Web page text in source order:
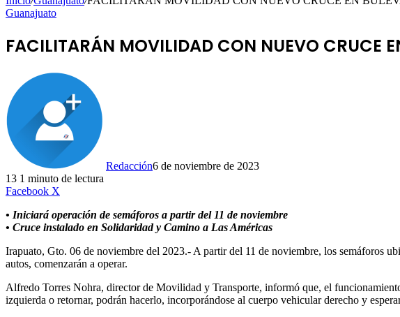
Guanajuato
FACILITARÁN MOVILIDAD CON NUEVO CRUCE
Redacción6 de noviembre de 2023
13 1 minuto de lectura
Facebook X
• Iniciará operación de semáforos a partir del 11 de noviembre
• Cruce instalado en Solidaridad y Camino a Las Américas
Irapuato, Gto. 06 de noviembre del 2023.- A partir del 11 de noviembre, los semáforos
autos, comenzarán a operar.
Alfredo Torres Nohra, director de Movilidad y Transporte, informó que, el
izquierda o retornar, podrán hacerlo, incorporándose al cuerpo vehicular derecho y